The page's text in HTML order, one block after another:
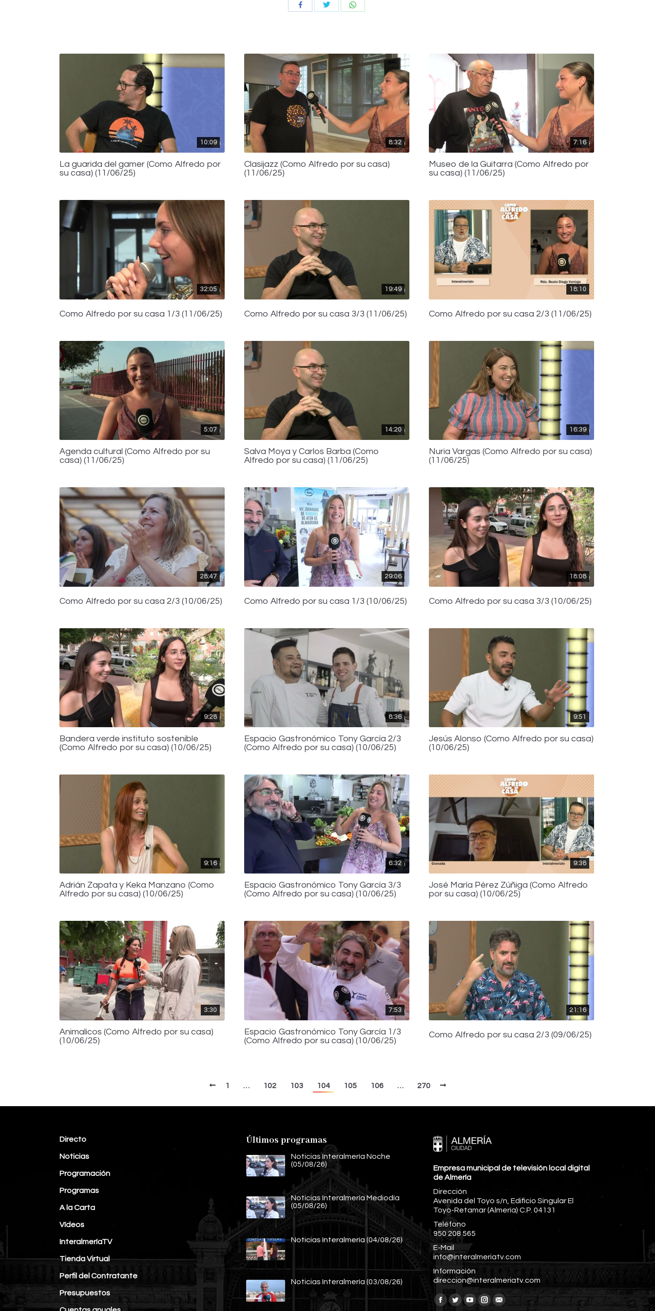
CompartirCompartir
10:09
La guarida del gamer (Como Alfredo por
su casa) (11/06/25)
8:32
Clasijazz (Como Alfredo por su casa)
(11/06/25)
7:16
Museo de la Guitarra (Como Alfredo por
su casa) (11/06/25)
32:05
Como Alfredo por su casa 1/3 (11/06/25)
19:49
Como Alfredo por su casa 3/3 (11/06/25)
18:10
Como Alfredo por su casa 2/3 (11/06/25)
5:07
Agenda cultural (Como Alfredo por su
casa) (11/06/25)
14:20
Salva Moya y Carlos Barba (Como
Alfredo por su casa) (11/06/25)
16:39
Nuria Vargas (Como Alfredo por su casa)
(11/06/25)
28:47
Como Alfredo por su casa 2/3 (10/06/25)
29:06
Como Alfredo por su casa 1/3 (10/06/25)
18:08
Como Alfredo por su casa 3/3 (10/06/25)
9:28
Bandera verde instituto sostenible
(Como Alfredo por su casa) (10/06/25)
8:36
Espacio Gastronómico Tony García 2/3
(Como Alfredo por su casa) (10/06/25)
9:51
Jesús Alonso (Como Alfredo por su casa)
(10/06/25)
9:16
Adrián Zapata y Keka Manzano (Como
Alfredo por su casa) (10/06/25)
6:32
Espacio Gastronómico Tony García 3/3
(Como Alfredo por su casa) (10/06/25)
9:38
José María Pérez Zúñiga (Como Alfredo
por su casa) (10/06/25)
3:30
Animalicos (Como Alfredo por su casa)
(10/06/25)
7:53
Espacio Gastronómico Tony García 1/3
(Como Alfredo por su casa) (10/06/25)
21:16
Como Alfredo por su casa 2/3 (09/06/25)
1 … 102 103 104 105 106 … 270
Directo
Noticias
Programación
Programas
A la Carta
Vídeos
InteralmeríaTV
Tienda Virtual
Perfil del Contratante
Presupuestos
Últimos programas
Noticias Interalmería Noche
(05/08/26)
Noticias Interalmería Mediodía
(05/08/26)
Noticias Interalmería (04/08/26)
Noticias Interalmería (03/08/26)
Empresa municipal de televisión local digital
de Almería
Dirección
Avenida del Toyo s/n, Edificio Singular El
Toyo-Retamar (Almería) C.P. 04131
Teléfono
950 208 565
E-Mail
info@interalmeriatv.com
Información
direccion@interalmeriatv.com
Encuéntranos en:
Facebook
TwitterYouTube
Instagram
Mail